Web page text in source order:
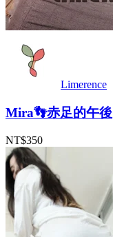
Limerence
Mira👣赤足的午後
NT$350